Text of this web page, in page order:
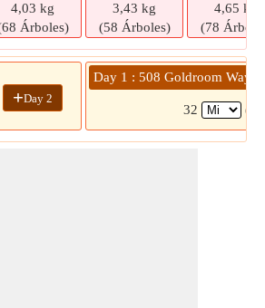
4,03 kg
Árboles)
3,43 kg
(58 Árboles)
4,65 kg
(78
+Day 2
Day 1 : 508 Goldroom Way
32 (